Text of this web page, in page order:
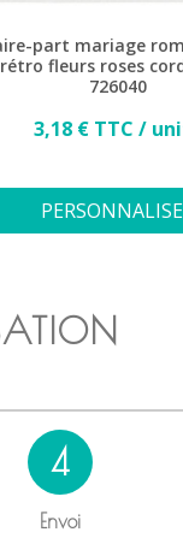
part mariage
rétro fleurs roses
726040
Prix
3,18 € TTC /
4
Envoi